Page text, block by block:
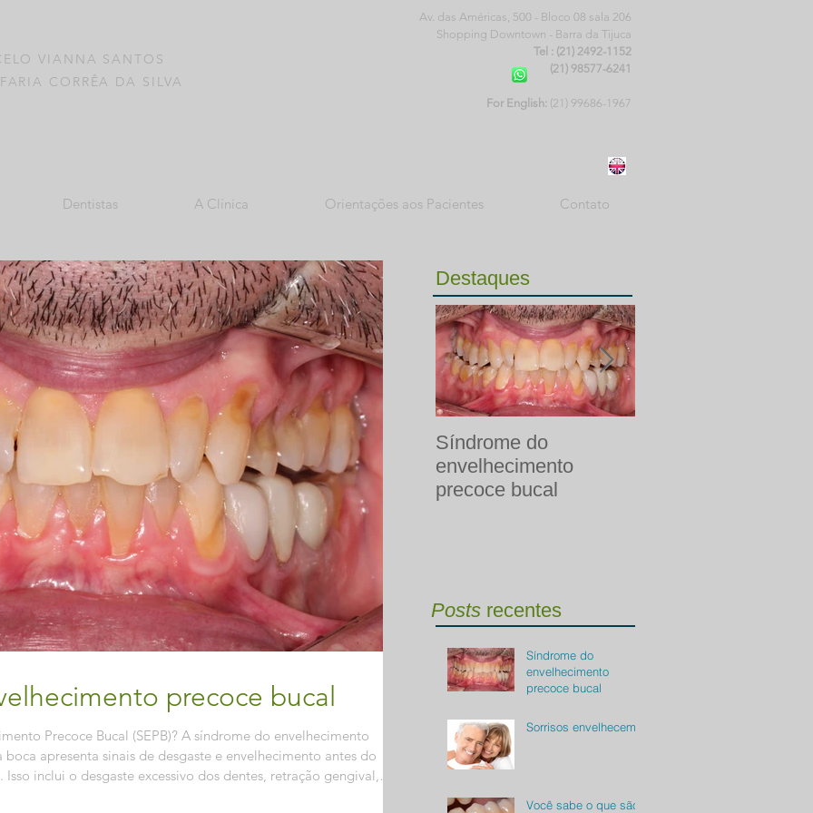
VIANNA SANTOS
CORRÊA DA SILVA
Av. das Américas, 500 - Bloco 08 sala 206
Shopping Downtown - Barra da Tijuca
Tel : (21) 2492-1152
(21) 98577-6241
For English: (21) 99686-1967
Dentistas A Clínica Orientações aos Pacientes Contato
precoce bucal
Precoce Bucal (SEPB)? A síndrome do envelhecimento
apresenta sinais de desgaste e envelhecimento antes do
inclui o desgaste excessivo dos dentes, retração gengival,
Destaques
Síndrome do
envelhecimento
precoce bucal
Posts recentes
Síndrome do
envelhecimento
precoce bucal
Sorrisos envelhecem?
Você sabe o que são